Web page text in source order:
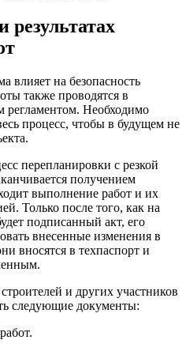
результатах
влияет на безопасность
также проводятся в
регламентом. Необходимо
процесс, чтобы в будущем не
перепланировки с резкой
получением
выполнение работ и их
Только после того, как на
подписанный акт, его
внесенные изменения в
вносятся в техпаспорт и
и других участников
следующие документы: